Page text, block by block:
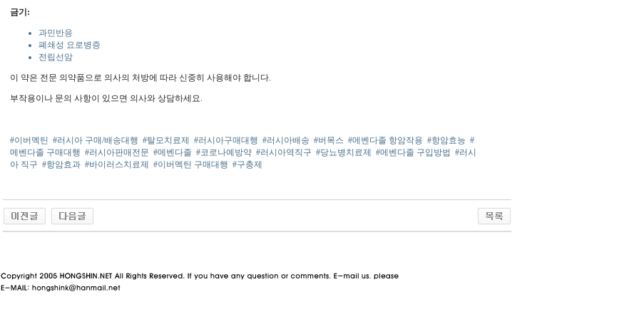
금기:
과민반응
폐쇄성 요로병증
전립선암
이 약은 전문 의약품으로 의사의 처방에 따라 신중히 사용해야 합니다.
부작용이나 문의 사항이 있으면 의사와 상담하세요.
#이버멕틴 #러시아 구매/배송대행 #탈모치료제 #러시아구매대행 #러시아배송 #버목스 #메벤다졸 항암작용 #항암효능 #
메벤다졸 구매대행 #러시아판매전문 #메벤다졸 #코로나예방약 #러시아역직구 #당뇨병치료제 #메벤다졸 구입방법 #러시
아 직구 #항암효과 #바이러스치료제 #이버멕틴 구매대행 #구충제